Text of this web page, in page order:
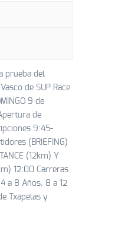
prueba del
de SUP Race
9 de
de
9:45-
(BRIEFING)
(12km) Y
12:00 Carreras
a 8 Años, 8 a 12
Txapelas y